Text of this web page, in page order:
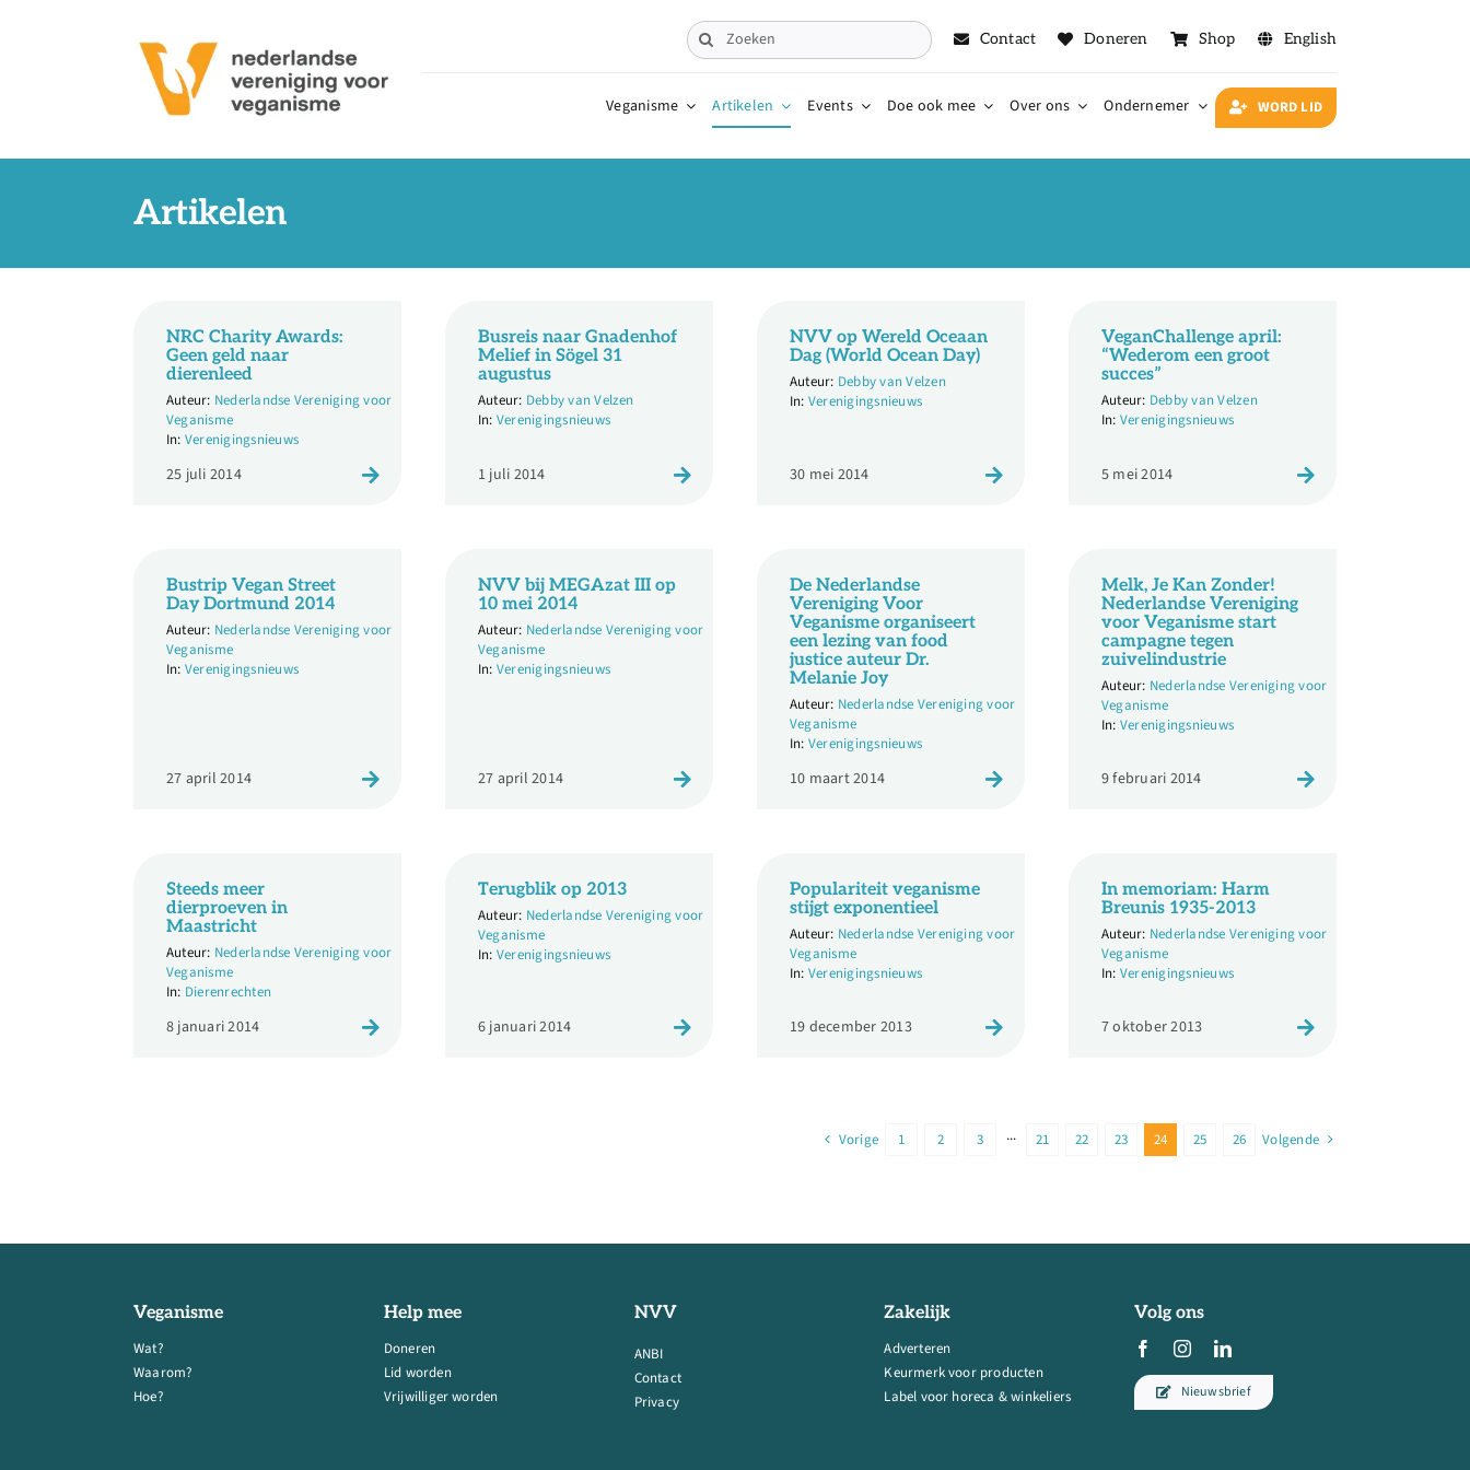
Zoeken
naar:
Contact Doneren Shop English
Veganisme Artikelen Events Doe ook mee Over ons Ondernemer WORD LID
Artikelen
NRC Charity Awards:
Geen geld naar
dierenleed
Nederlandse Vereniging voor
Veganisme
Verenigingsnieuws
25 juli 2014
Busreis naar Gnadenhof
Melief in Sögel 31
augustus
Debby van Velzen
Verenigingsnieuws
1 juli 2014
NVV op Wereld Oceaan
Dag (World Ocean Day)
Debby van Velzen
Verenigingsnieuws
30 mei 2014
VeganChallenge april:
“Wederom een groot
succes”
Debby van Velzen
Verenigingsnieuws
5 mei 2014
Bustrip Vegan Street
Day Dortmund 2014
Nederlandse Vereniging voor
Veganisme
Verenigingsnieuws
27 april 2014
NVV bij MEGAzat III op
10 mei 2014
Nederlandse Vereniging voor
Veganisme
Verenigingsnieuws
27 april 2014
De Nederlandse
Vereniging Voor
Veganisme organiseert
een lezing van food
justice auteur Dr.
Melanie Joy
Nederlandse Vereniging voor
Veganisme
Verenigingsnieuws
10 maart 2014
Melk, Je Kan Zonder!
Nederlandse Vereniging
voor Veganisme start
campagne tegen
zuivelindustrie
Nederlandse Vereniging voor
Veganisme
Verenigingsnieuws
9 februari 2014
Steeds meer
dierproeven in
Maastricht
Nederlandse Vereniging voor
Veganisme
Dierenrechten
8 januari 2014
Terugblik op 2013
Nederlandse Vereniging voor
Veganisme
Verenigingsnieuws
6 januari 2014
Populariteit veganisme
stijgt exponentieel
Nederlandse Vereniging voor
Veganisme
Verenigingsnieuws
19 december 2013
In memoriam: Harm
Breunis 1935-2013
Nederlandse Vereniging voor
Veganisme
Verenigingsnieuws
7 oktober 2013
Vorige 1 2 3 ··· 21 22 23 24 25 26 Volgende
Veganisme
Wat?
Waarom?
Hoe?
Help mee
Doneren
Lid worden
Vrijwilliger worden
NVV
ANBI
Contact
Privacy
Zakelijk
Adverteren
Keurmerk voor producten
Label voor horeca & winkeliers
Volg ons
Nieuwsbrief